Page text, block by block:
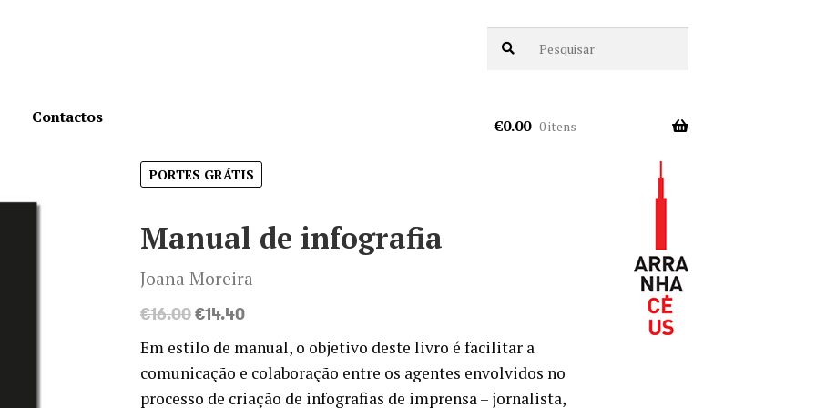
Contactos €0.00 0 itens
PORTES GRÁTIS
Manual de infografia
Joana Moreira
€16.00O
preço
original
era:
€14.40O
preço
atual
é:
Em estilo de manual, o objetivo deste livro é facilitar a
comunicação e colaboração entre os agentes envolvidos no
processo de criação de infografias de imprensa – jornalista,